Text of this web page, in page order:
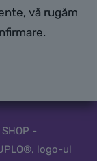
vă rugăm
-
logo-ul